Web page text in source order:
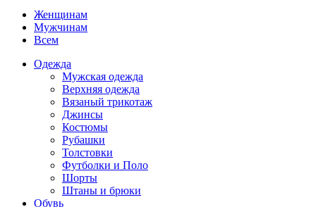
Женщинам
Мужчинам
Всем
Одежда
Мужская одежда
Верхняя одежда
Вязаный трикотаж
Джинсы
Костюмы
Рубашки
Толстовки
Футболки и Поло
Шорты
Штаны и брюки
Обувь